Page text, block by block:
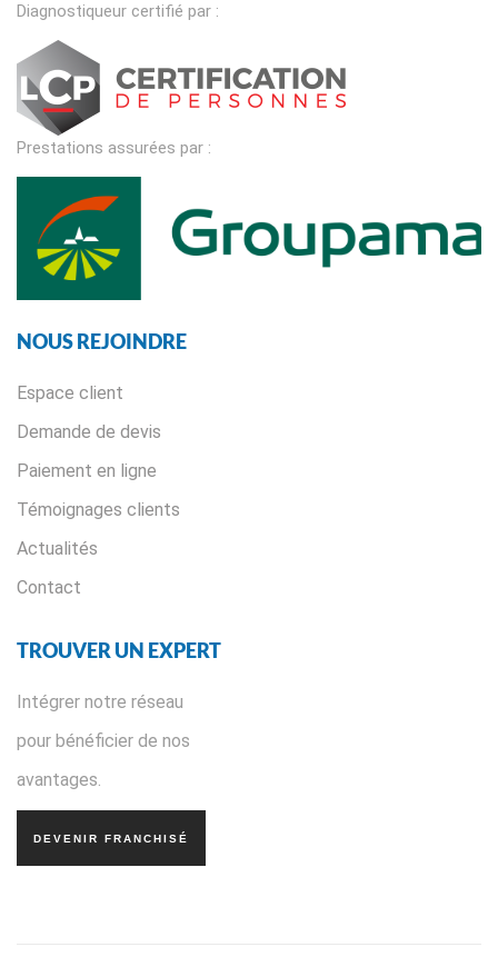
Diagnostiqueur certifié par :
Prestations assurées par :
NOUS REJOINDRE
Espace client
Demande de devis
Paiement en ligne
Témoignages clients
Actualités
Contact
TROUVER UN EXPERT
Intégrer notre réseau
pour bénéficier de nos
avantages.
DEVENIR FRANCHISÉ